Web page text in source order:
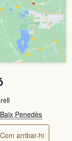
Baix Penedès
arribar-hi